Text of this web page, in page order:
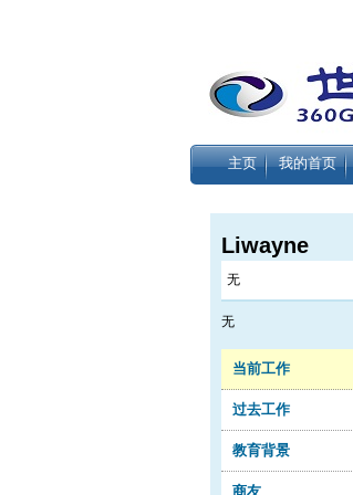
主页 我的首页
Liwayne
无
无
当前工作
过去工作
教育背景
商友